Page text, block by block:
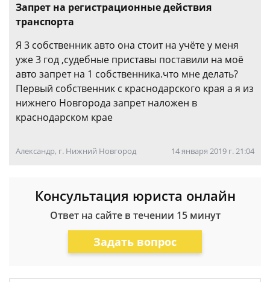
Запрет на регистрационные действия
транспорта
Я 3 собственник авто она стоит на учёте у меня
уже 3 год ,судебные приставы поставили на моё
авто запрет на 1 собственника.что мне делать?
Первый собственник с краснодарского края а я из
нижнего Новгорода запрет наложен в
краснодарском крае
Александр, г. Нижний Новгород 14 января 2019 г. 21:04
Консультация юриста онлайн
Ответ на сайте в течении 15 минут
Задать вопрос